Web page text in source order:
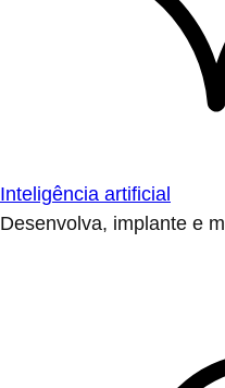
Inteligência artificial
Desenvolva, implante e